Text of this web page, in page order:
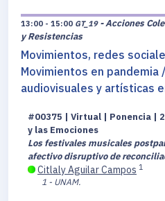
13:00 - 15:00 GT_19 - Acciones
y Resistencias
Movimientos, redes
Movimientos en pandemia
audiovisuales y artísticas
#00375 | Virtual | Ponencia |
y las Emociones
Los festivales musicales
afectivo disruptivo de
Citlaly Aguilar Campos 1
1 - UNAM.